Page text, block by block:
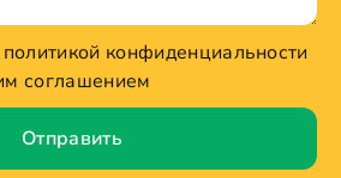
конфиденциальности
соглашением
Отправить